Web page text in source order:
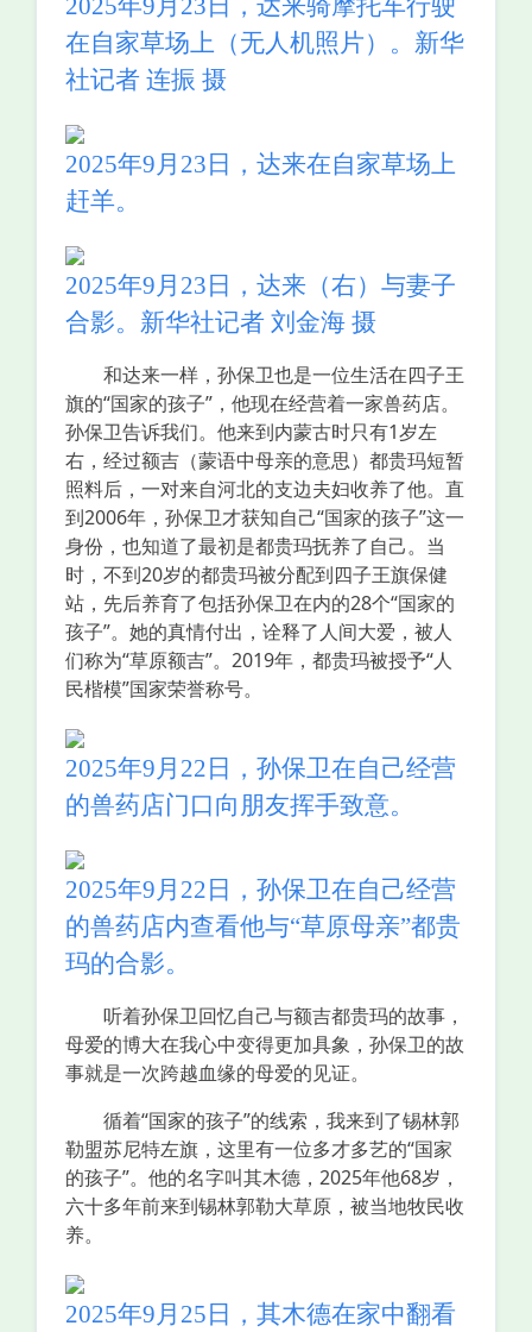
2025年9月23日，达来骑摩托车行驶
在自家草场上（无人机照片）。新华
社记者 连振 摄
2025年9月23日，达来在自家草场上
赶羊。
2025年9月23日，达来（右）与妻子
合影。新华社记者 刘金海 摄
和达来一样，孙保卫也是一位生活在四子王
旗的“国家的孩子”，他现在经营着一家兽药店。
孙保卫告诉我们。他来到内蒙古时只有1岁左
右，经过额吉（蒙语中母亲的意思）都贵玛短暂
照料后，一对来自河北的支边夫妇收养了他。直
到2006年，孙保卫才获知自己“国家的孩子”这一
身份，也知道了最初是都贵玛抚养了自己。当
时，不到20岁的都贵玛被分配到四子王旗保健
站，先后养育了包括孙保卫在内的28个“国家的
孩子”。她的真情付出，诠释了人间大爱，被人
们称为“草原额吉”。2019年，都贵玛被授予“人
民楷模”国家荣誉称号。
2025年9月22日，孙保卫在自己经营
的兽药店门口向朋友挥手致意。
2025年9月22日，孙保卫在自己经营
的兽药店内查看他与“草原母亲”都贵
玛的合影。
听着孙保卫回忆自己与额吉都贵玛的故事，
母爱的博大在我心中变得更加具象，孙保卫的故
事就是一次跨越血缘的母爱的见证。
循着“国家的孩子”的线索，我来到了锡林郭
勒盟苏尼特左旗，这里有一位多才多艺的“国家
的孩子”。他的名字叫其木德，2025年他68岁，
六十多年前来到锡林郭勒大草原，被当地牧民收
养。
2025年9月25日，其木德在家中翻看